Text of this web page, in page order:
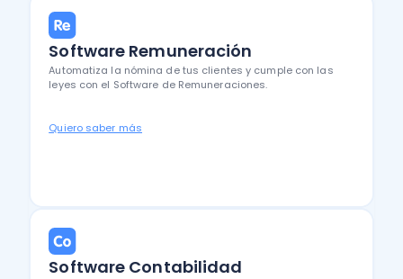
Software Remuneración
Automatiza la nómina de tus clientes y cumple con las
leyes con el Software de Remuneraciones.
Quiero saber más
Software Contabilidad